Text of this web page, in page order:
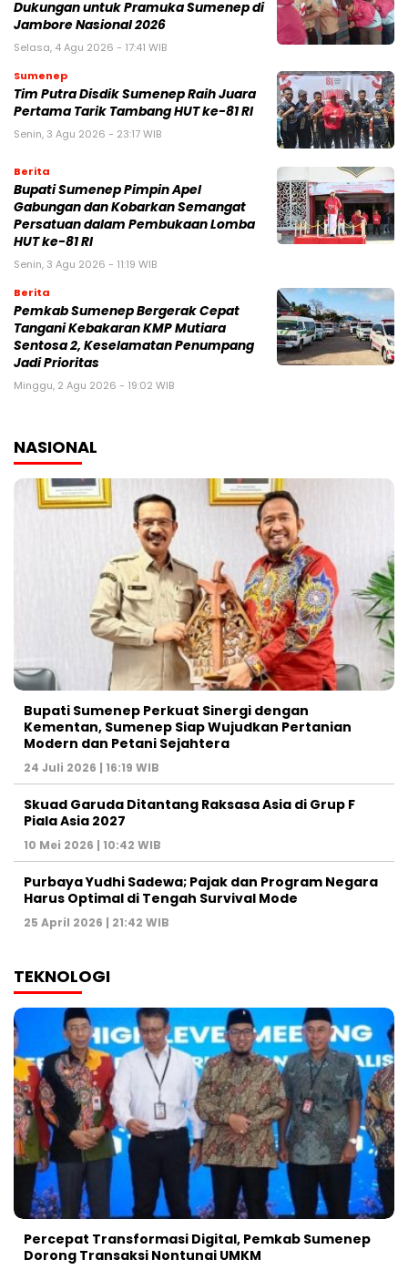
Dukungan untuk Pramuka Sumenep di
Jambore Nasional 2026
Selasa, 4 Agu 2026 - 17:41 WIB
Sumenep
Tim Putra Disdik Sumenep Raih Juara
Pertama Tarik Tambang HUT ke-81 RI
Senin, 3 Agu 2026 - 23:17 WIB
Berita
Bupati Sumenep Pimpin Apel
Gabungan dan Kobarkan Semangat
Persatuan dalam Pembukaan Lomba
HUT ke-81 RI
Senin, 3 Agu 2026 - 11:19 WIB
Berita
Pemkab Sumenep Bergerak Cepat
Tangani Kebakaran KMP Mutiara
Sentosa 2, Keselamatan Penumpang
Jadi Prioritas
Minggu, 2 Agu 2026 - 19:02 WIB
NASIONAL
Bupati Sumenep Perkuat Sinergi dengan
Kementan, Sumenep Siap Wujudkan Pertanian
Modern dan Petani Sejahtera
24 Juli 2026 | 16:19 WIB
Skuad Garuda Ditantang Raksasa Asia di Grup F
Piala Asia 2027
10 Mei 2026 | 10:42 WIB
Purbaya Yudhi Sadewa; Pajak dan Program Negara
Harus Optimal di Tengah Survival Mode
25 April 2026 | 21:42 WIB
TEKNOLOGI
Percepat Transformasi Digital, Pemkab Sumenep
Dorong Transaksi Nontunai UMKM